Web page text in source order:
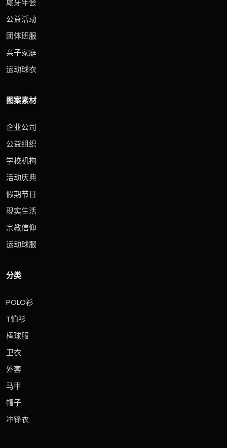
尾牙年会
公益活动
团体班服
亲子家庭
运动球衣
图案素材
企业公司
公益组织
学校机构
活动庆典
假期节日
现实生活
宗教信仰
运动球服
分类
POLO衫
T恤衫
棒球服
卫衣
外套
马甲
帽子
冲锋衣